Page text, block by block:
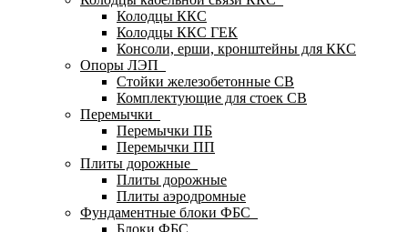
Колодцы ККС
Колодцы ККС ГЕК
Консоли, ерши, кронштейны для ККС
Опоры ЛЭП
Стойки железобетонные СВ
Комплектующие для стоек СВ
Перемычки
Перемычки ПБ
Перемычки ПП
Плиты дорожные
Плиты дорожные
Плиты аэродромные
Фундаментные блоки ФБС
Блоки ФБС